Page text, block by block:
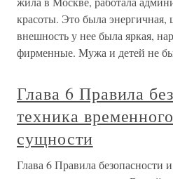
красоты. Это была
внешность у нее была яркая,
фирменные. Мужа и детей не
Глава 6 Правила
техника
сущности
Глава 6 Правила безопасности